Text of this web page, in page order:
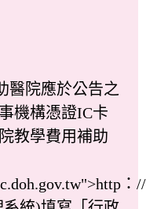
醫院應於公告之
機構憑證IC卡
教學費用補助
：